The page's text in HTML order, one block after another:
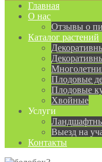
Главная
О нас
Отзывы о
Каталог растений
Плодовые
Плодовые
Хвойные
Услуги
Выезд на
Контакты